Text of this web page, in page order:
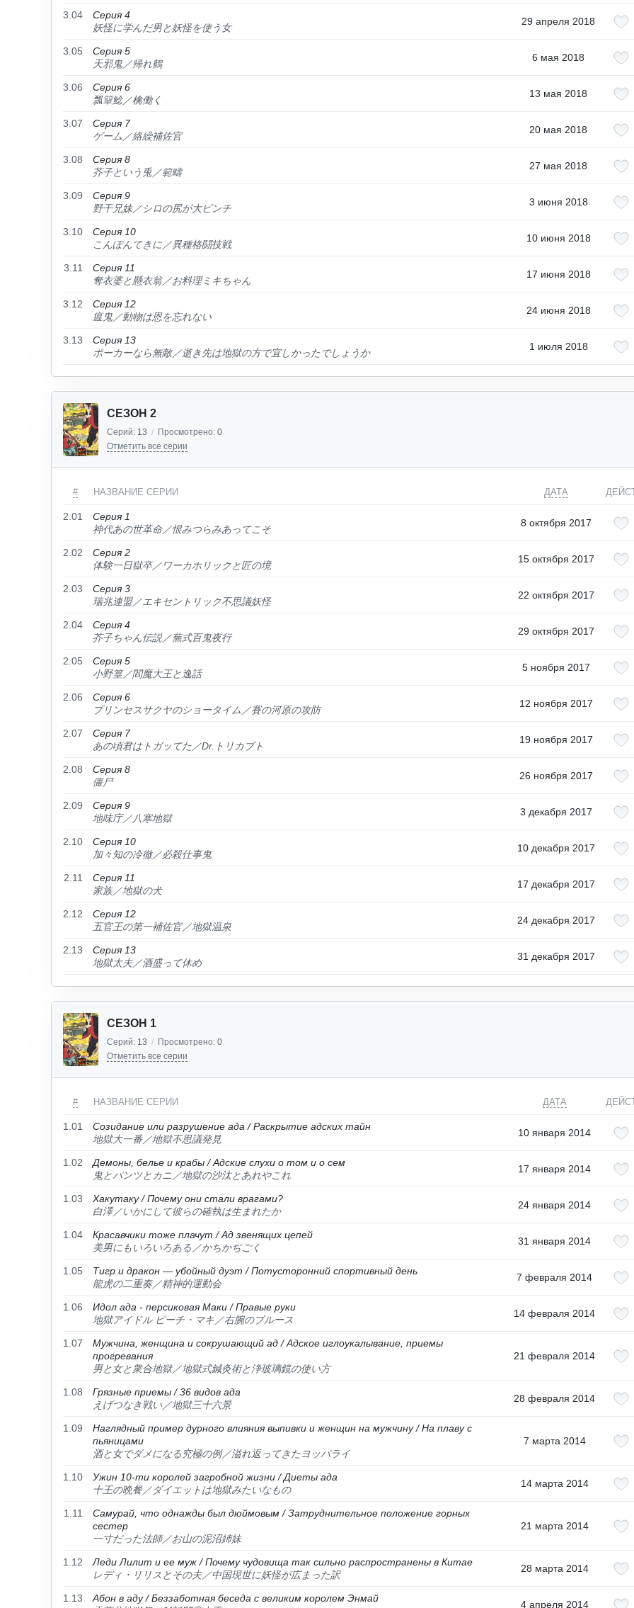
3.04
Серия 4
妖怪に学んだ男と妖怪を使う女
29 апреля 2018
3.05
Серия 5
天邪鬼／帰れ鶴
6 мая 2018
3.06
Серия 6
瓢簞鯰／檎働く
13 мая 2018
3.07
Серия 7
ゲーム／絡繰補佐官
20 мая 2018
3.08
Серия 8
芥子という兎／範疇
27 мая 2018
3.09
Серия 9
野干兄妹／シロの尻が大ピンチ
3 июня 2018
3.10
Серия 10
こんぽんてきに／異種格闘技戦
10 июня 2018
3.11
Серия 11
奪衣婆と懸衣翁／お料理ミキちゃん
17 июня 2018
3.12
Серия 12
瘟鬼／動物は恩を忘れない
24 июня 2018
3.13
Серия 13
ポーカーなら無敵／逝き先は地獄の方で宜しかったでしょうか
1 июля 2018
СЕЗОН 2
Серий: 13 / Просмотрено: 0
Отметить все серии
# НАЗВАНИЕ СЕРИИ ДАТА
2.01
Серия 1
神代あの世革命／恨みつらみあってこそ
8 октября 2017
2.02
Серия 2
体験一日獄卒／ワーカホリックと匠の境
15 октября 2017
2.03
Серия 3
瑞兆連盟／エキセントリック不思議妖怪
22 октября 2017
2.04
Серия 4
芥子ちゃん伝説／蕪式百鬼夜行
29 октября 2017
2.05
Серия 5
小野篁／閻魔大王と逸話
5 ноября 2017
2.06
Серия 6
プリンセスサクヤのショータイム／賽の河原の攻防
12 ноября 2017
2.07
Серия 7
あの頃君はトガッてた／Dr.トリカブト
19 ноября 2017
2.08
Серия 8
僵尸
26 ноября 2017
2.09
Серия 9
地味庁／八寒地獄
3 декабря 2017
2.10
Серия 10
加々知の冷徹／必殺仕事鬼
10 декабря 2017
2.11
Серия 11
家族／地獄の犬
17 декабря 2017
2.12
Серия 12
五官王の第一補佐官／地獄温泉
24 декабря 2017
2.13
Серия 13
地獄太夫／酒盛って休め
31 декабря 2017
СЕЗОН 1
Серий: 13 / Просмотрено: 0
Отметить все серии
# НАЗВАНИЕ СЕРИИ ДАТА
1.01
Созидание или разрушение ада / Раскрытие адских тайн
地獄大一番／地獄不思議発見
10 января 2014
1.02
Демоны, белье и крабы / Адские слухи о том и о сем
鬼とパンツとカニ／地獄の沙汰とあれやこれ
17 января 2014
1.03
Хакутаку / Почему они стали врагами?
白澤／いかにして彼らの確執は生まれたか
24 января 2014
1.04
Красавчики тоже плачут / Ад звенящих цепей
美男にもいろいろある／かちかぢごく
31 января 2014
1.05
Тигр и дракон — убойный дуэт / Потусторонний спортивный день
龍虎の二重奏／精神的運動会
7 февраля 2014
1.06
Идол ада - персиковая Маки / Правые руки
地獄アイドル ピーチ・マキ／右腕のブルース
14 февраля 2014
1.07
Мужчина, женщина и сокрушающий ад / Адское иглоукалывание, приемы
прогревания
男と女と衆合地獄／地獄式鍼灸術と浄玻璃鏡の使い方
21 февраля 2014
1.08
Грязные приемы / 36 видов ада
えげつなき戦い／地獄三十六景
28 февраля 2014
1.09
Наглядный пример дурного влияния выпивки и женщин на мужчину / На плаву с
пьяницами
酒と女でダメになる究極の例／溢れ返ってきたヨッパライ
7 марта 2014
1.10
Ужин 10-ти королей загробной жизни / Диеты ада
十王の晩餐／ダイエットは地獄みたいなもの
14 марта 2014
1.11
Самурай, что однажды был дюймовым / Затруднительное положение горных
сестер
一寸だった法師／お山の泥沼姉妹
21 марта 2014
1.12
Леди Лилит и ее муж / Почему чудовища так сильно распространены в Китае
レディ・リリスとその夫／中国現世に妖怪が広まった訳
28 марта 2014
1.13
Абон в аду / Беззаботная беседа с великим королем Энмай
4 апреля 2014